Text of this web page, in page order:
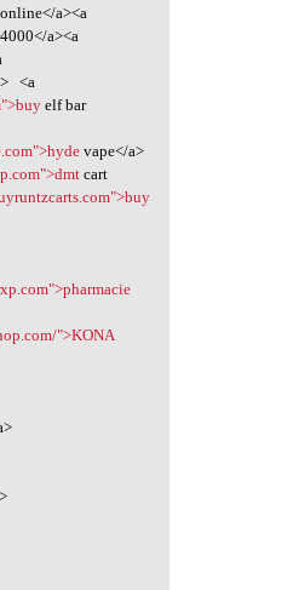
a><a
a><a
<a
elf bar
vape</a>
cart
">KONA